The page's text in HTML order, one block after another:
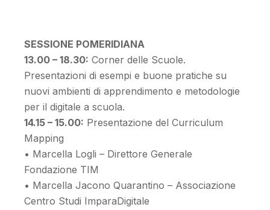
SESSIONE POMERIDIANA
13.00 – 18.30: Corner delle Scuole.
Presentazioni di esempi e buone pratiche su
nuovi ambienti di apprendimento e metodologie
per il digitale a scuola.
14.15 – 15.00: Presentazione del Curriculum
Mapping
• Marcella Logli – Direttore Generale
Fondazione TIM
• Marcella Jacono Quarantino – Associazione
Centro Studi ImparaDigitale